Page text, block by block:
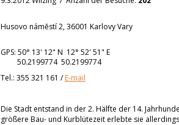
Husovo náměstí 2, 36001 Karlovy Vary
GPS: 50° 13' 12" N 12° 52' 51" E
50.2199774 50.2199774
Tel.: 355 321 161 /E-mail
Die Stadt entstand in der 2. Hälfte der 14.
größere Bau- und Kurblütezeit erlebte sie